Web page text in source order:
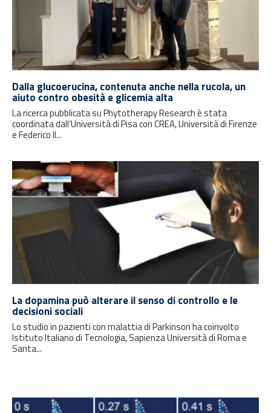
Dalla glucoerucina, contenuta anche nella rucola, un
aiuto contro obesità e glicemia alta
La ricerca pubblicata su Phytotherapy Research è stata
coordinata dall’Università di Pisa con CREA, Università di Firenze
e Federico II...
La dopamina può alterare il senso di controllo e le
decisioni sociali
Lo studio in pazienti con malattia di Parkinson ha coinvolto
Istituto Italiano di Tecnologia, Sapienza Università di Roma e
Santa...